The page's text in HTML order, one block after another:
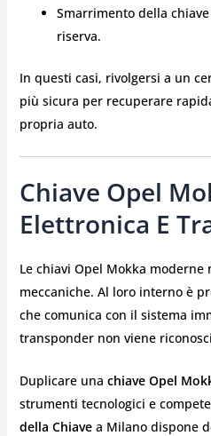
Smarrimento della
riserva.
In questi casi, rivolgersi a un
più sicura per recuperare
propria auto.
Chiave Opel
Elettronica E
Le chiavi Opel Mokka
meccaniche. Al loro interno è
che comunica con il sistema
transponder non viene
Duplicare una chiave Opel
strumenti tecnologici e
della Chiavea Milano dispone